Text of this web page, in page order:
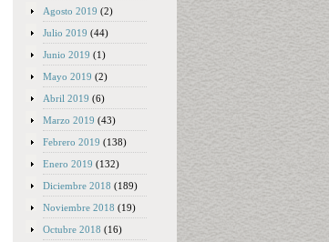
Agosto 2019 (2)
Julio 2019 (44)
Junio 2019 (1)
Mayo 2019 (2)
Abril 2019 (6)
Marzo 2019 (43)
Febrero 2019 (138)
Enero 2019 (132)
Diciembre 2018 (189)
Noviembre 2018 (19)
Octubre 2018 (16)